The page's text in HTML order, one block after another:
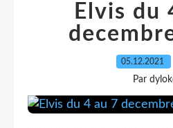
Elvis du
05.12.2021
Par